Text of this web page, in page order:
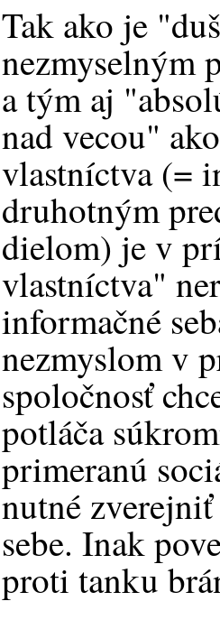
Tak ako je
nezmyselným
a tým aj
nad vecou"
vlastníctva (=
druhotným
dielom) je v
vlastníctva"
informačné
nezmyslom v
spoločnosť
potláča
primeranú
nutné
sebe. Inak
proti tanku